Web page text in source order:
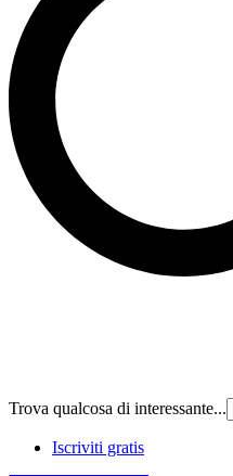
Trova qualcosa di interessante...
Iscriviti gratis